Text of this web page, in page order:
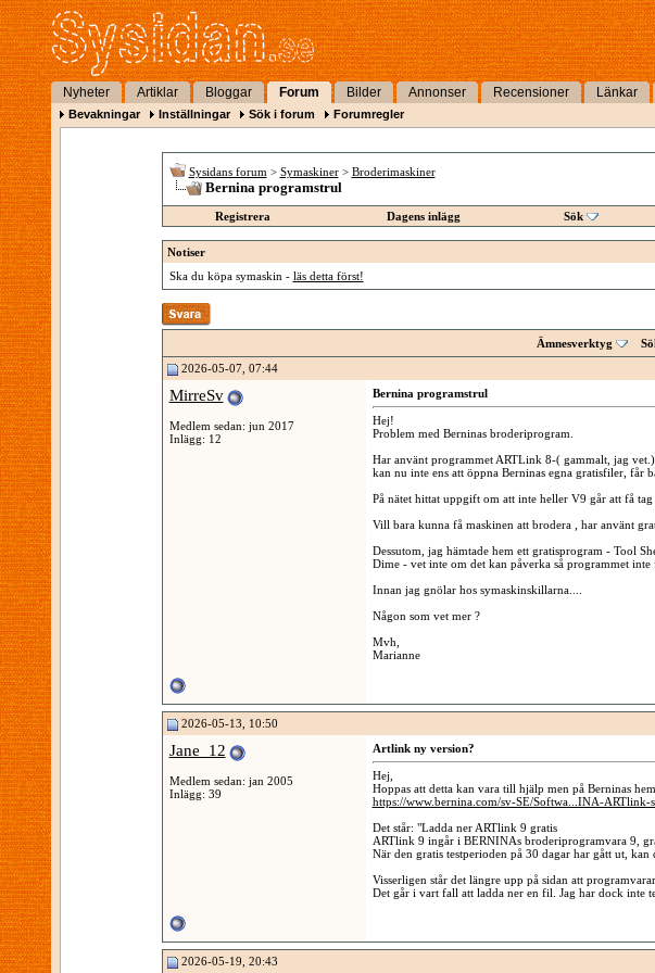
Nyheter Artiklar Bloggar Forum Bilder Annonser Recensioner Länkar
Bevakningar Inställningar Sök i forum Forumregler
Sysidans forum > Symaskiner > Broderimaskiner
Bernina programstrul
Registrera
Dagens inlägg Sök
Notiser
Ska du köpa symaskin - läs detta först!
Ämnesverktyg
2026-05-07, 07:44
MirreSv
Medlem sedan: jun 2017
Inlägg: 12
Bernina programstrul
Hej!
Problem med Berninas broderiprogram.
Har använt programmet ARTLink 8-( gammalt, jag vet.)
kan nu inte ens att öppna Berninas egna gratisfiler, får
På nätet hittat uppgift om att inte heller V9 går att få
Vill bara kunna få maskinen att brodera , har använt
Dessutom, jag hämtade hem ett gratisprogram - Tool
Dime - vet inte om det kan påverka så programmet inte
Innan jag gnölar hos symaskinskillarna....
Någon som vet mer ?
Mvh,
Marianne
2026-05-13, 10:50
Jane_12
Medlem sedan: jan 2005
Inlägg: 39
Artlink ny version?
Hej,
Hoppas att detta kan vara till hjälp men på Berninas
https://www.bernina.com/sv-SE/Softwa...INA-ARTlink-
Det står: "Ladda ner ARTlink 9 gratis
ARTlink 9 ingår i BERNINAs broderiprogramvara 9,
När den gratis testperioden på 30 dagar har gått ut,
Visserligen står det längre upp på sidan att
Det går i vart fall att ladda ner en fil. Jag har dock inte
2026-05-19, 20:43